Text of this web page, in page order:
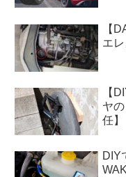
【
エ
【
ヤ
任】
DIY